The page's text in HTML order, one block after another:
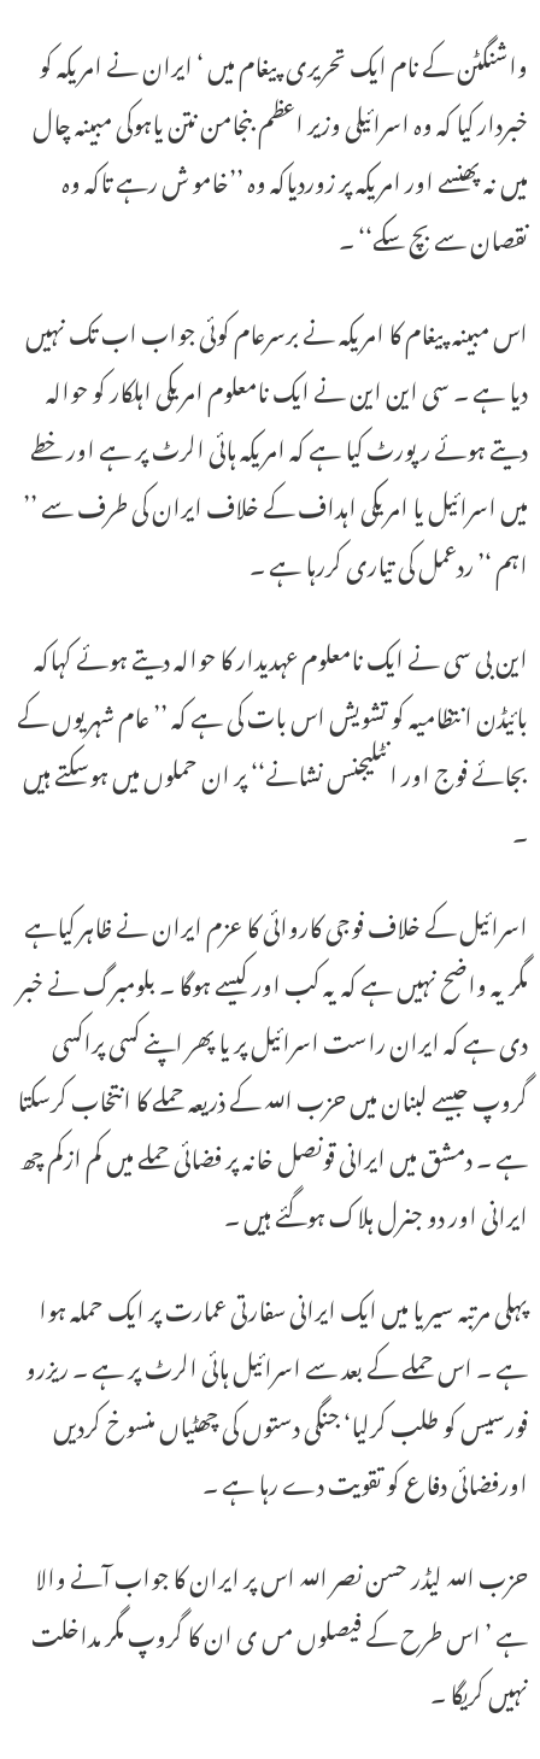
واشنگٹن کے نام ایک تحریری پیغام میں ‘ ایران نے امریکہ کو
خبردار کیا کہ وہ اسرائیلی وزیر اعظم بنجامن نتن یاہوکی مبینہ چال
میں نہ پھنسے اور امریکہ پر زوردیاکہ وہ ’’خامو ش رہے تاکہ وہ
نقصان سے بچ سکے‘‘ ۔
اس مبینہ پیغام کا امریکہ نے برسرعام کوئی جواب اب تک نہیں
دیا ہے ۔ سی این این نے ایک نامعلوم امریکی اہلکار کو حوالہ
دیتے ہوئے رپورٹ کیا ہے کہ امریکہ ہائی الرٹ پر ہے اور خطے
میں اسرائیل یا امریکی اہداف کے خلاف ایران کی طرف سے ’’
اہم ‘’ ردعمل کی تیاری کررہا ہے ۔
این بی سی نے ایک نامعلوم عہدیدار کا حوالہ دیتے ہوئے کہاکہ
بائیڈن انتظامیہ کو تشویش اس بات کی ہے کہ ’’ عام شہریوں کے
بجائے فوج اور انٹلیجنس نشانے‘‘ پر ان حملوں میں ہوسکتے ہیں
۔
اسرائیل کے خلاف فوجی کاروائی کا عزم ایران نے ظاہر کیاہے
مگر یہ واضح نہیں ہے کہ یہ کب اور کیسے ہوگا ۔ بلومبرگ نے خبر
دی ہے کہ ایران راست اسرائیل پر یا پھر اپنے کسی پراکسی
گروپ جیسے لبنان میں حزب اللہ کے ذریعہ حملے کا انتخاب کرسکتا
ہے ۔ دمشق میں ایرانی قونصل خانہ پر فضائی حملے میں کم ازکم چھ
ایرانی اور دو جنرل ہلاک ہوگئے ہیں ۔
پہلی مرتبہ سیریا میں ایک ایرانی سفارتی عمارت پر ایک حملہ ہوا
ہے ۔ اس حملے کے بعد سے اسرائیل ہائی الرٹ پر ہے ۔ ریزرو
فورسیس کو طلب کرلیا‘ جنگی دستوں کی چھٹیاں منسوخ کردیں
اورفضائی دفاع کو تقویت دے رہا ہے ۔
حزب اللہ لیڈر حسن نصر اللہ اس پر ایران کا جواب آنے والا
ہے ’ اس طرح کے فیصلوں مں ی ان کا گروپ مگر مداخلت
نہیں کریگا ۔